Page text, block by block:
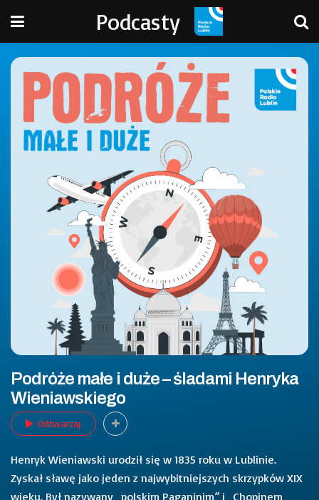
Podcasty
Podróże małe i duże – śladami Henryka
Wieniawskiego
Odtwarzaj
Henryk Wieniawski urodził się w 1835 roku w Lublinie.
Zyskał sławę jako jeden z najwybitniejszych skrzypków XIX
wieku. Był nazywany „polskim Paganinim” i „Chopinem